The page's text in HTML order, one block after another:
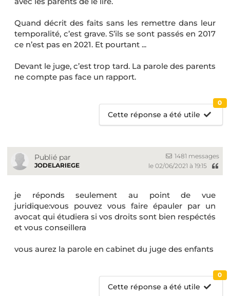
Quand décrit des faits sans les remettre dans leur
temporalité, c’est grave. S’ils se sont passés en 2017
ce n’est pas en 2021. Et pourtant ...
Devant le juge, c’est trop tard. La parole des parents
ne compte pas face un rapport.
Cette réponse a été utile
0
Publié par
JODELARIEGE
1481 messages
le 02/06/2021 à 19:15
je réponds seulement au point de vue
juridique:vous pouvez vous faire épauler par un
avocat qui étudiera si vos droits sont bien respéctés
et vous conseillera
vous aurez la parole en cabinet du juge des enfants
Cette réponse a été utile
0